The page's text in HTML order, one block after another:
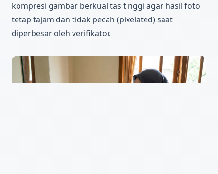
kompresi gambar berkualitas tinggi agar hasil foto
tetap tajam dan tidak pecah (pixelated) saat
diperbesar oleh verifikator.